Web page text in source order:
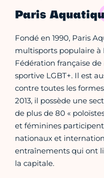
Paris
Fondé en 1990, Paris
multisports populaire à
Fédération française
sportive LGBT+. Il est
contre toutes les
2013, il possède une
de plus de 80 «
et féminines
nationaux et
entraînements qui ont
la capitale.